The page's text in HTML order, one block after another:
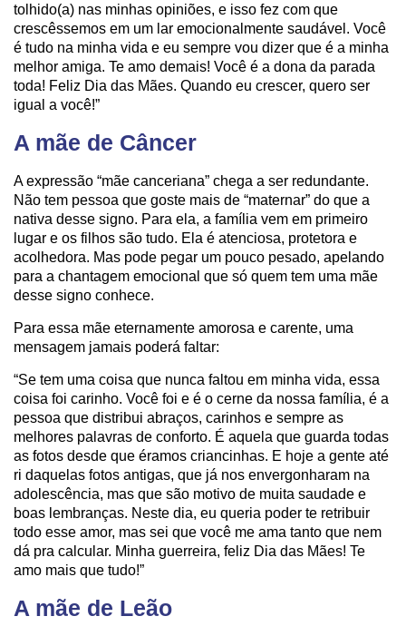
tolhido(a) nas minhas opiniões, e isso fez com que
crescêssemos em um lar emocionalmente saudável. Você
é tudo na minha vida e eu sempre vou dizer que é a minha
melhor amiga. Te amo demais! Você é a dona da parada
toda! Feliz Dia das Mães. Quando eu crescer, quero ser
igual a você!”
A mãe de Câncer
A expressão “mãe canceriana” chega a ser redundante.
Não tem pessoa que goste mais de “maternar” do que a
nativa desse signo. Para ela, a família vem em primeiro
lugar e os filhos são tudo. Ela é atenciosa, protetora e
acolhedora. Mas pode pegar um pouco pesado, apelando
para a chantagem emocional que só quem tem uma mãe
desse signo conhece.
Para essa mãe eternamente amorosa e carente, uma
mensagem jamais poderá faltar:
“Se tem uma coisa que nunca faltou em minha vida, essa
coisa foi carinho. Você foi e é o cerne da nossa família, é a
pessoa que distribui abraços, carinhos e sempre as
melhores palavras de conforto. É aquela que guarda todas
as fotos desde que éramos criancinhas. E hoje a gente até
ri daquelas fotos antigas, que já nos envergonharam na
adolescência, mas que são motivo de muita saudade e
boas lembranças. Neste dia, eu queria poder te retribuir
todo esse amor, mas sei que você me ama tanto que nem
dá pra calcular. Minha guerreira, feliz Dia das Mães! Te
amo mais que tudo!”
A mãe de Leão